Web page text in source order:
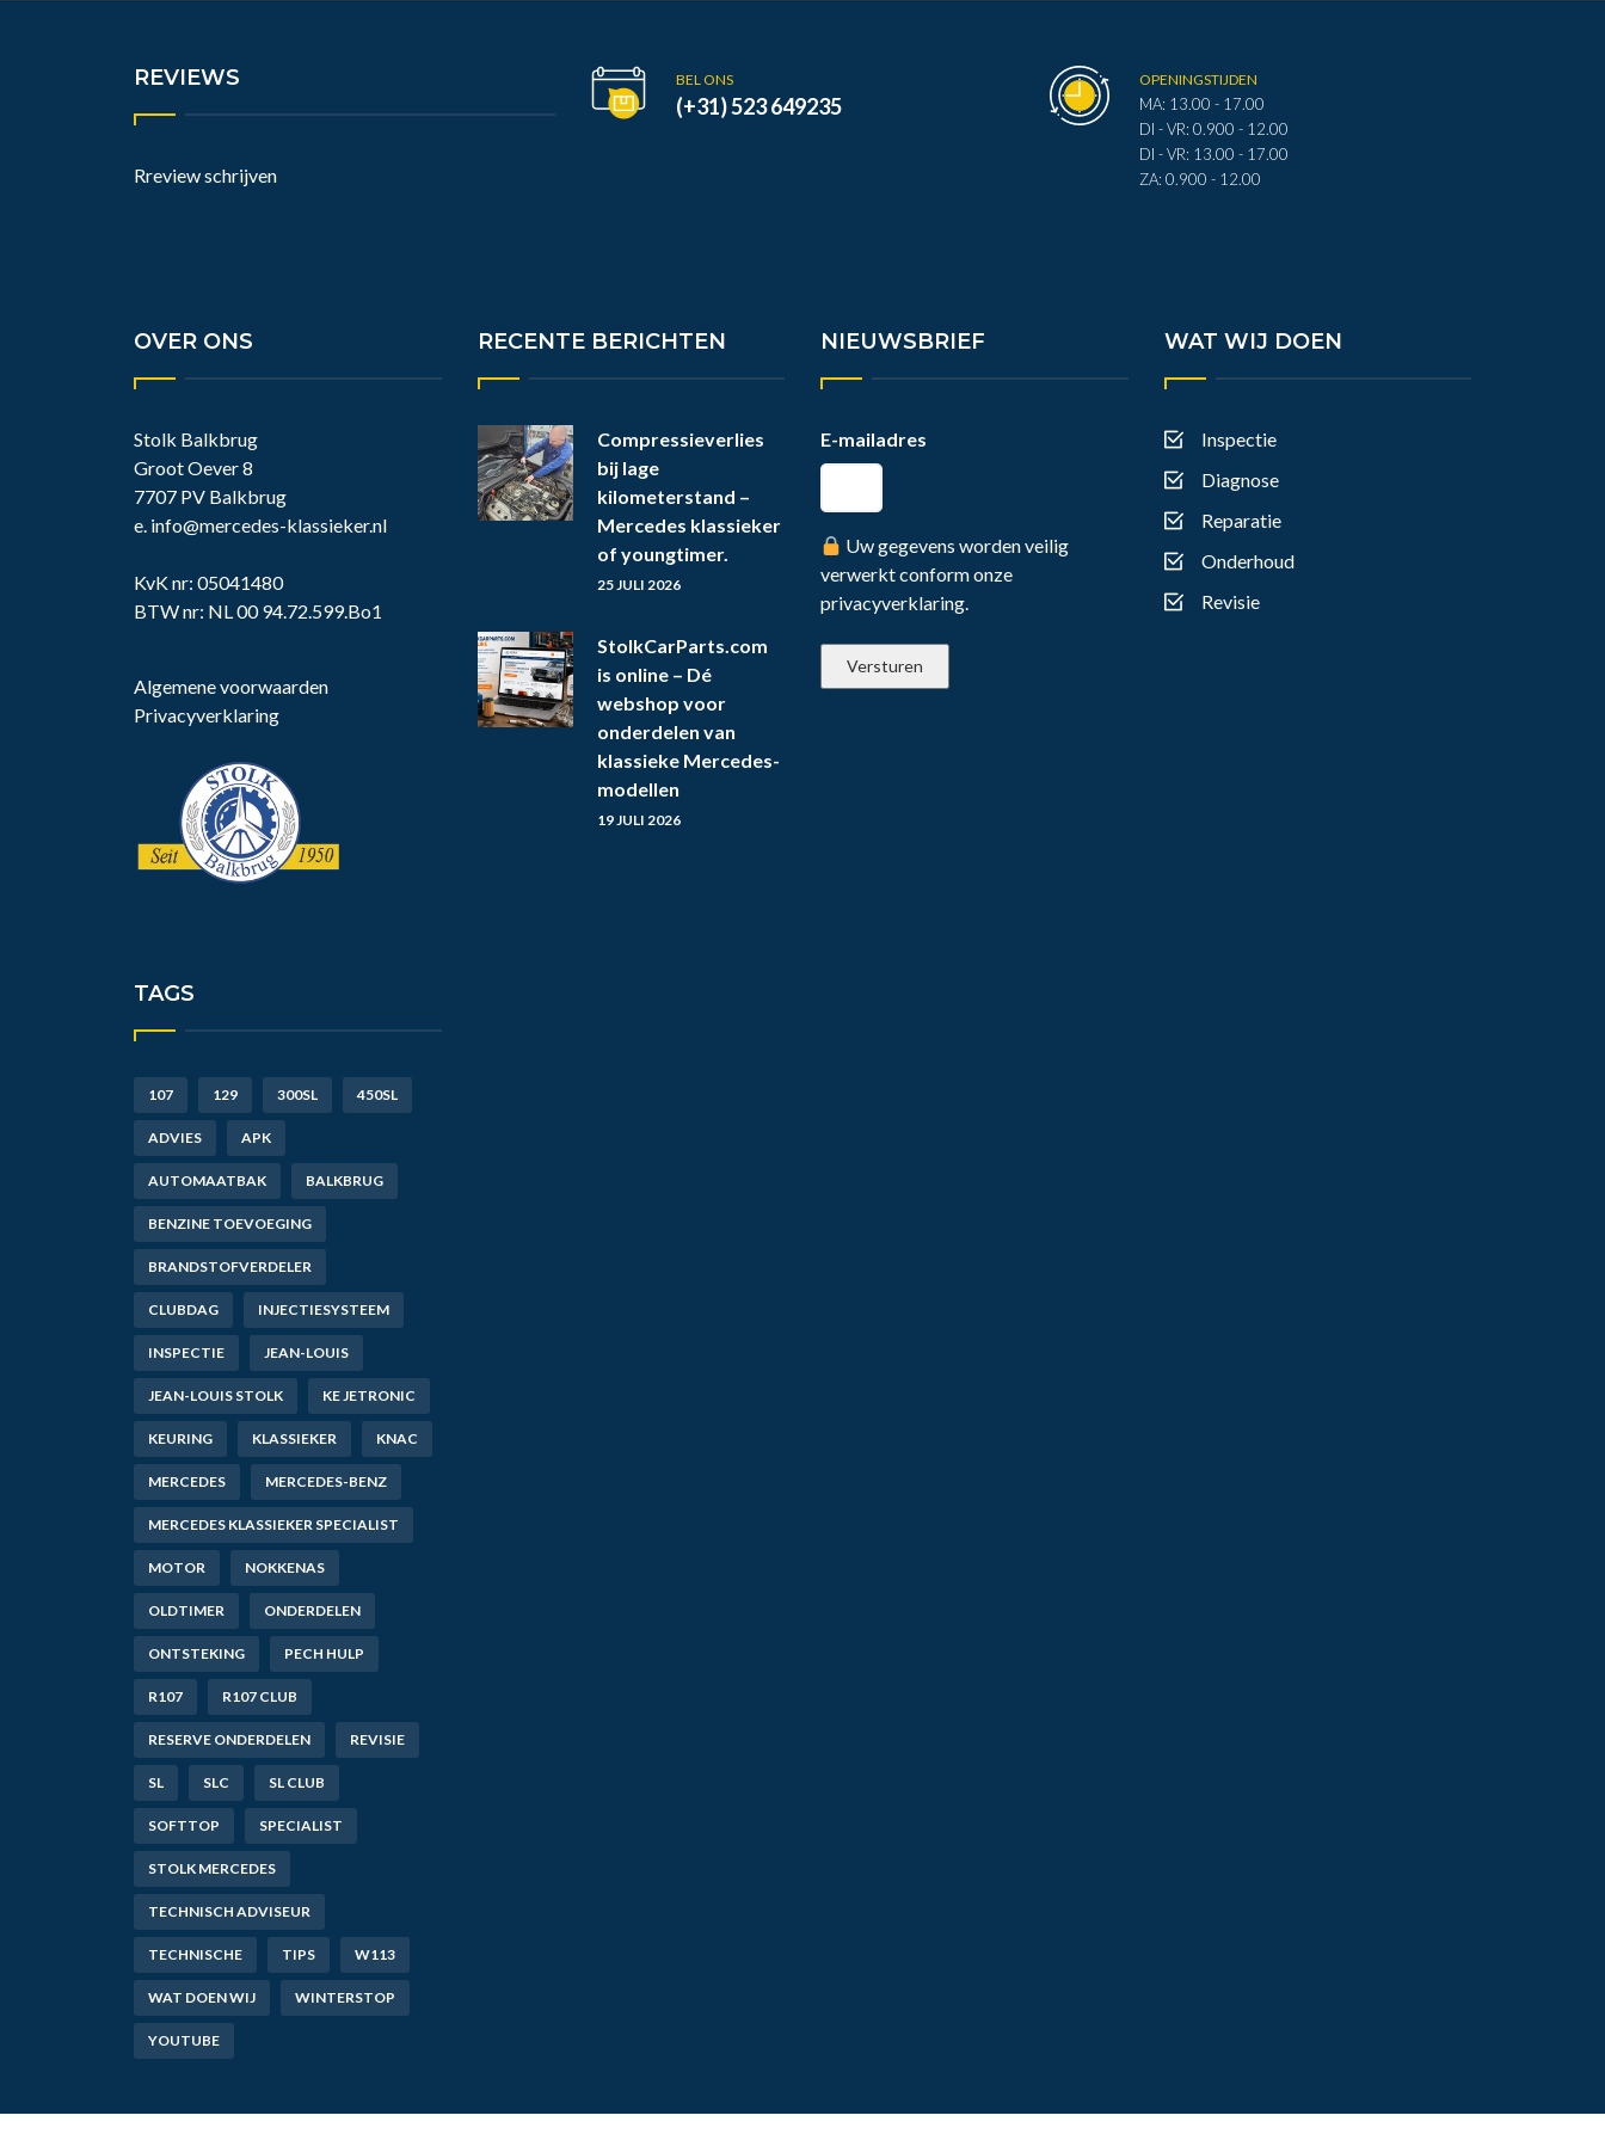
REVIEWS
Rreview schrijven
BEL ONS
(+31) 523 649235
OPENINGSTIJDEN
MA: 13.00 - 17.00
DI - VR: 0.900 - 12.00
DI - VR: 13.00 - 17.00
ZA: 0.900 - 12.00
OVER ONS
Stolk Balkbrug
Groot Oever 8
7707 PV Balkbrug
e. info@mercedes-klassieker.nl
KvK nr: 05041480
BTW nr: NL 00 94.72.599.Bo1
Algemene voorwaarden
Privacyverklaring
RECENTE BERICHTEN
Compressieverlies
bij lage
kilometerstand –
Mercedes klassieker
of youngtimer.
25 JULI 2026
StolkCarParts.com
is online – Dé
webshop voor
onderdelen van
klassieke Mercedes-
modellen
19 JULI 2026
NIEUWSBRIEF
E-mailadres
Uw gegevens worden veilig
verwerkt conform onze
privacyverklaring.
WAT WIJ DOEN
Inspectie
Diagnose
Reparatie
Onderhoud
Revisie
TAGS
107 129 300SL 450SL
ADVIES APK
AUTOMAATBAK BALKBRUG
BENZINE TOEVOEGING
BRANDSTOFVERDELER
CLUBDAG INJECTIESYSTEEM
INSPECTIE JEAN-LOUIS
JEAN-LOUIS STOLK KE JETRONIC
KEURING KLASSIEKER KNAC
MERCEDES MERCEDES-BENZ
MERCEDES KLASSIEKER SPECIALIST
MOTOR NOKKENAS
OLDTIMER ONDERDELEN
ONTSTEKING PECH HULP
R107 R107 CLUB
RESERVE ONDERDELEN REVISIE
SL SLC SL CLUB
SOFTTOP SPECIALIST
STOLK MERCEDES
TECHNISCH ADVISEUR
TECHNISCHE TIPS W113
WAT DOEN WIJ WINTERSTOP
YOUTUBE